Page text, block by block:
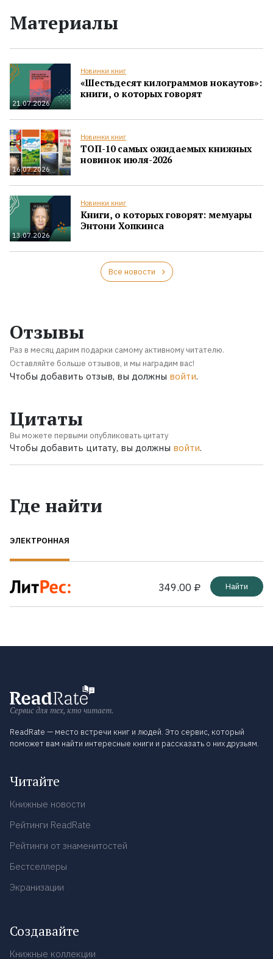
Материалы
21.07.2026
Новинки книг
«Шестьдесят килограммов нокаутов»:
книги, о которых говорят
16.07.2026
Новинки книг
ТОП-10 самых ожидаемых книжных
новинок июля-2026
13.07.2026
Новинки книг
Книги, о которых говорят: мемуары
Энтони Хопкинса
Все новости
Отзывы
Раз в месяц дарим подарки самому активному читателю.
Оставляйте больше отзывов, и мы наградим вас!
Чтобы добавить отзыв, вы должны войти.
Цитаты
Вы можете первыми опубликовать цитату
Чтобы добавить цитату, вы должны войти.
Где найти
ЭЛЕКТРОННАЯ
349.00 ₽ Найти
Сервис для тех, кто читает.
ReadRate — место встречи книг и людей. Это сервис, который
поможет вам найти интересные книги и рассказать о них друзьям.
Читайте
Книжные новости
Рейтинги ReadRate
Рейтинги от знаменитостей
Бестселлеры
Экранизации
Создавайте
Книжные коллекции